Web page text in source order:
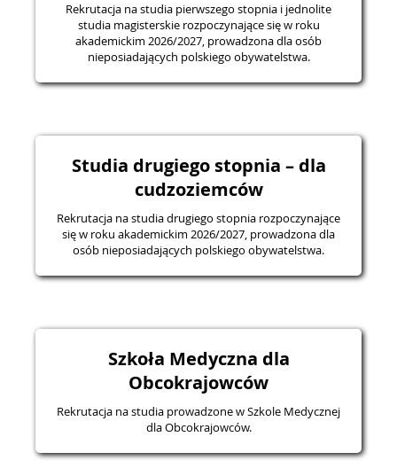
Rekrutacja na studia pierwszego stopnia i jednolite
studia magisterskie rozpoczynające się w roku
akademickim 2026/2027, prowadzona dla osób
nieposiadających polskiego obywatelstwa.
Studia drugiego stopnia – dla
cudzoziemców
Rekrutacja na studia drugiego stopnia rozpoczynające
się w roku akademickim 2026/2027, prowadzona dla
osób nieposiadających polskiego obywatelstwa.
Szkoła Medyczna dla
Obcokrajowców
Rekrutacja na studia prowadzone w Szkole Medycznej
dla Obcokrajowców.